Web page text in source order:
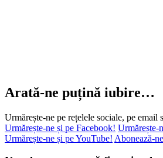
Arată-ne puțină iubire…
Urmărește-ne pe rețelele sociale, pe email
Urmărește-ne și pe Facebook! Urmărește-
Urmărește-ne și pe YouTube! Abonează-